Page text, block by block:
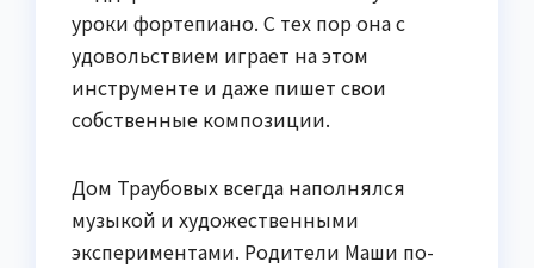
уроки фортепиано. С тех пор она с
удовольствием играет на этом
инструменте и даже пишет свои
собственные композиции.
Дом Траубовых всегда наполнялся
музыкой и художественными
экспериментами. Родители Маши по-